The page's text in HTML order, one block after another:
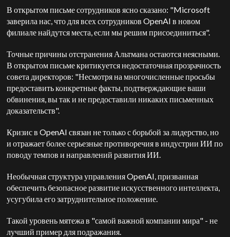
В открытом письме сотрудников ясно сказано: "Microsoft
заверила нас, что для всех сотрудников OpenAI в новом
филиале найдутся места, если мы решим присоединиться".
Точные причины отстранения Альтмана остаются неясными.
В открытом письме критикуется недостаточная прозрачность
совета директоров: "Несмотря на многочисленные просьбы
предоставить конкретные факты, подтверждающие ваши
обвинения, вы так и не предоставили никаких письменных
доказательств".
Кризис в OpenAI связан не только с борьбой за лидерство, но
и отражает более серьезные противоречия в индустрии ИИ по
поводу темпов и направлений развития ИИ.
Необычная структура управления OpenAI, призванная
обеспечить безопасное развитие искусственного интеллекта,
усугубила его затруднительное положение.
Такой уровень мятежа в "самой важной компании мира" - не
лучший пример для подражания.